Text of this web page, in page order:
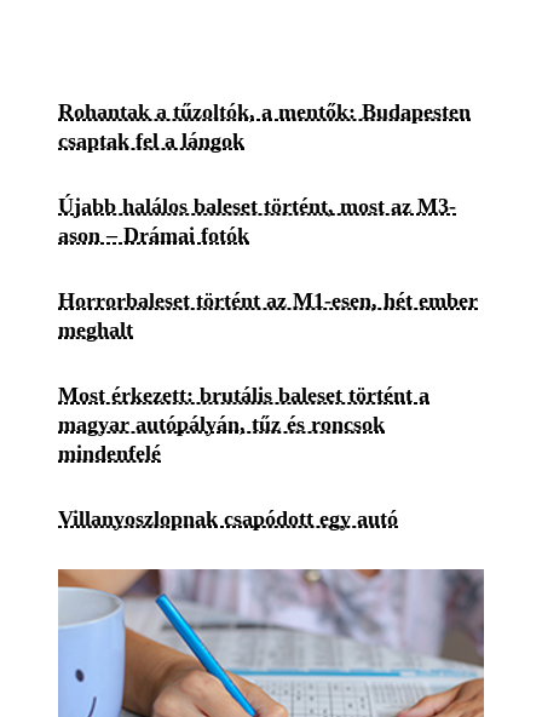
Rohantak a tűzoltók, a mentők: Budapesten
csaptak fel a lángok
Újabb halálos baleset történt, most az M3-
ason – Drámai fotók
Horrorbaleset történt az M1-esen, hét ember
meghalt
Most érkezett: brutális baleset történt a
magyar autópályán, tűz és roncsok
mindenfelé
Villanyoszlopnak csapódott egy autó